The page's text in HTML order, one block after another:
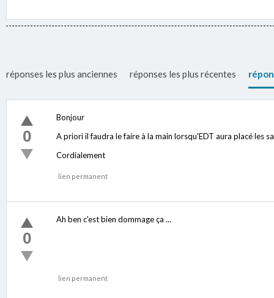
réponses les plus anciennes réponses les plus récentes
0
Bonjour
A priori il faudra le faire à la main lorsqu'EDT aura placé les
Cordialement
lien permanent
0
Ah ben c'est bien dommage ça ...
lien permanent